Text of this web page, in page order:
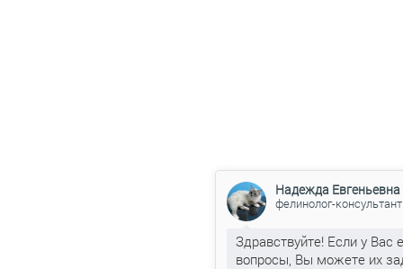
Надежда Евгеньевна
фелинолог-консультант
Здравствуйте! Если у Вас
вопросы, Вы можете их